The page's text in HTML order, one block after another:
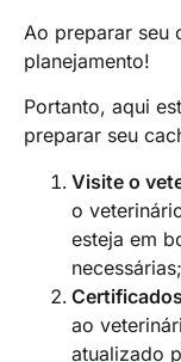
Ao preparar seu
planejamento!
Portanto, aqui
preparar seu
Visite o
o
esteja em
necessárias;
ao
atualizado